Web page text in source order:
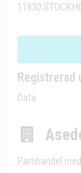
11830
Registrerad
Data
Partihandel